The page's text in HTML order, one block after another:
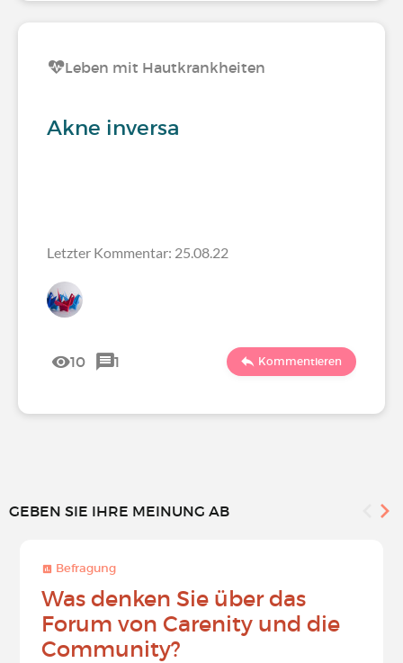
Leben mit Hautkrankheiten
Akne inversa
Letzter Kommentar: 25.08.22
10 1 Kommentieren
GEBEN SIE IHRE MEINUNG AB
Befragung
Was denken Sie über das
Forum von Carenity und die
Community?